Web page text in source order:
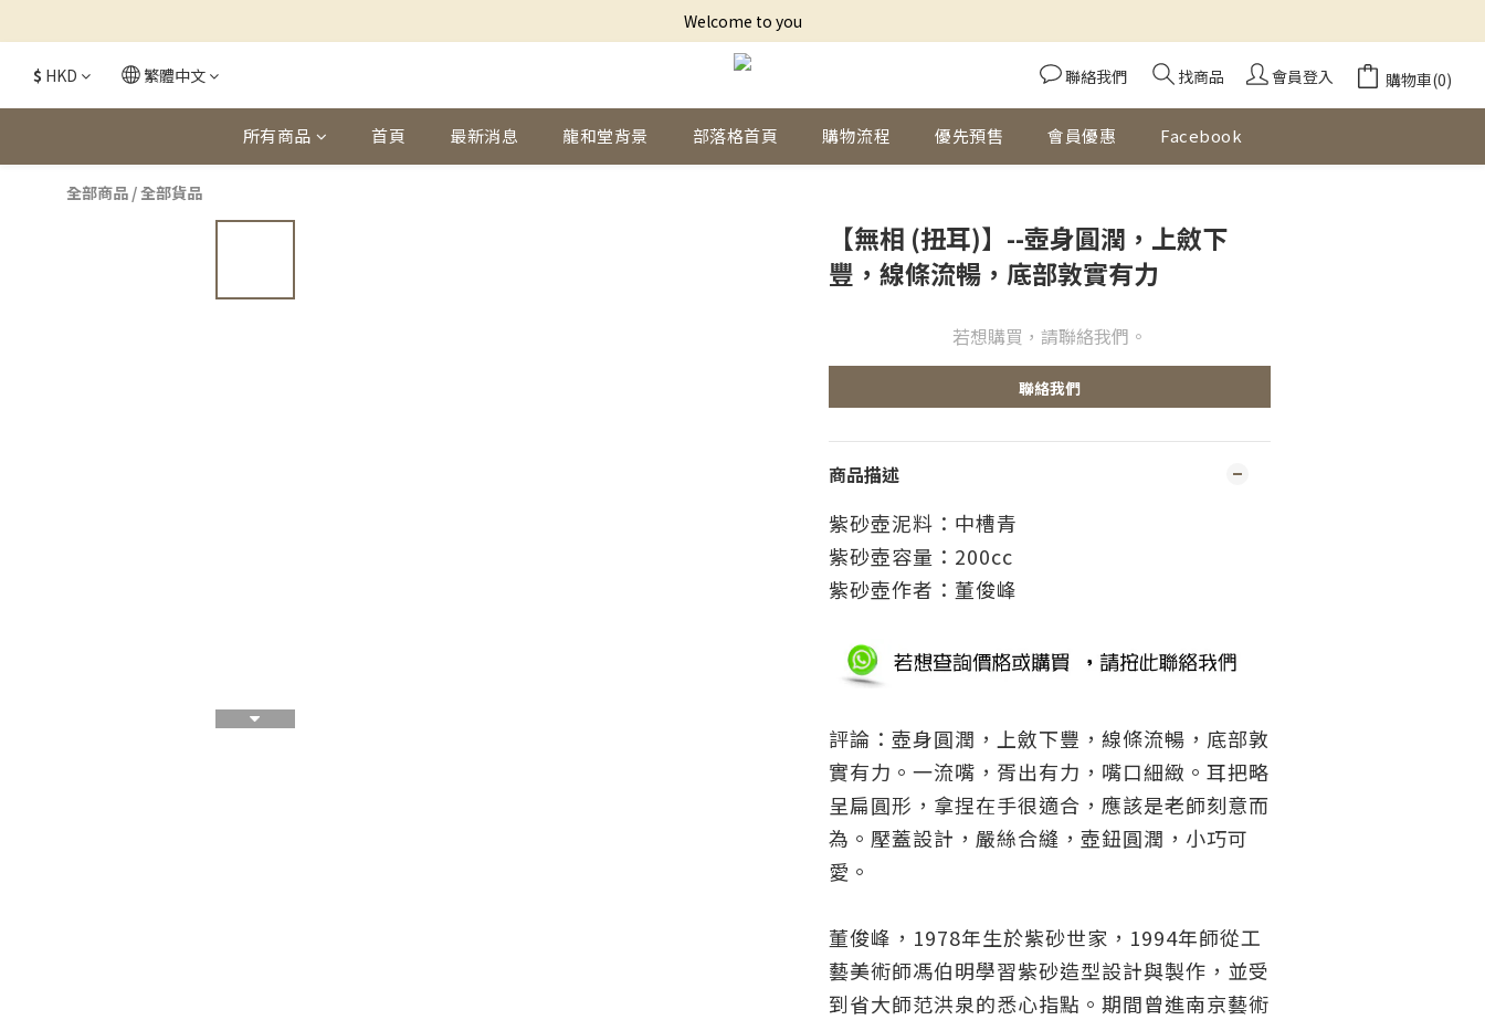
Welcome to you
$ HKD 繁體中文 聯絡我們 找商品 會員登入 購物車(0)
所有商品 首頁 最新消息 龍和堂背景 部落格首頁 購物流程 優先預售 會員優惠 Facebook
全部商品 /全部貨品
【無相 (扭耳)】--壺身圓潤，上斂下
豐，線條流暢，底部敦實有力
若想購買，請聯絡我們。
聯絡我們
商品描述
紫砂壺泥料：中槽青
紫砂壺容量 ： 200cc
紫砂壺作者 ：董俊峰
評論：壺身圓潤，上斂下豐，線條流暢，底部敦
實有力。一流嘴，胥出有力，嘴口細緻。耳把略
呈扁圓形，拿捏在手很適合，應該是老師刻意而
為。壓蓋設計，嚴絲合縫，壺鈕圓潤，小巧可
愛。
董俊峰，1978年生於紫砂世家，1994年師從工
藝美術師馮伯明學習紫砂造型設計與製作，並受
到省大師范洪泉的悉心指點。期間曾進南京藝術